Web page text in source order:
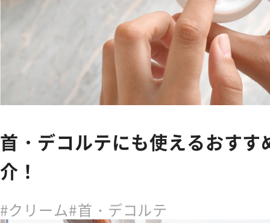
首・デコルテにも使えるおすす
介！
クリーム 首・デコルテ